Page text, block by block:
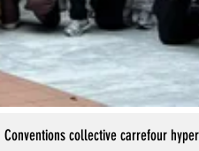
Conventions collective carrefour hyper